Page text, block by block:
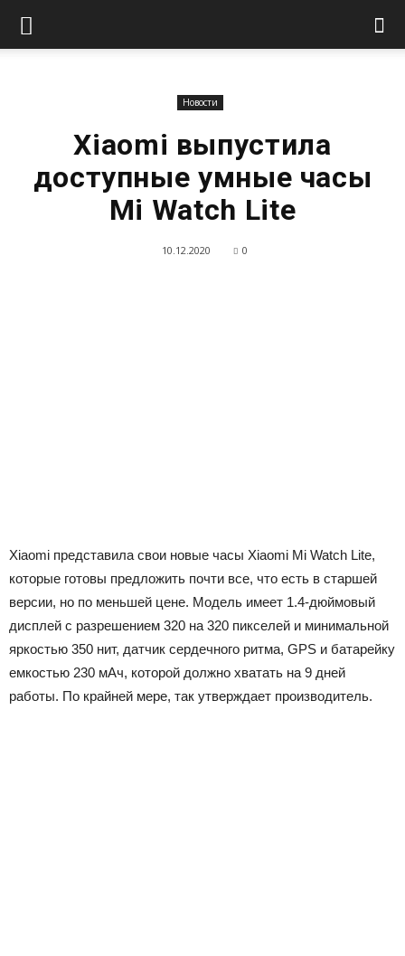
Новости
Xiaomi выпустила
доступные умные часы
Mi Watch Lite
10.12.2020 0
Xiaomi представила свои новые часы Xiaomi Mi Watch Lite,
которые готовы предложить почти все, что есть в старшей
версии, но по меньшей цене. Модель имеет 1.4-дюймовый
дисплей с разрешением 320 на 320 пикселей и минимальной
яркостью 350 нит, датчик сердечного ритма, GPS и батарейку
емкостью 230 мАч, которой должно хватать на 9 дней
работы. По крайней мере, так утверждает производитель.